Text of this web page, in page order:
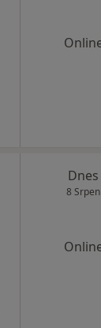
Dnes
8 Srpen